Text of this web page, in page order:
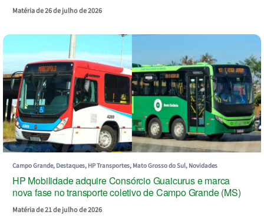
Matéria de 26 de julho de 2026
Campo Grande, Destaques, HP Transportes, Mato Grosso do Sul, Novidades
HP Mobilidade adquire Consórcio Guaicurus e marca
nova fase no transporte coletivo de Campo Grande (MS)
Matéria de 21 de julho de 2026